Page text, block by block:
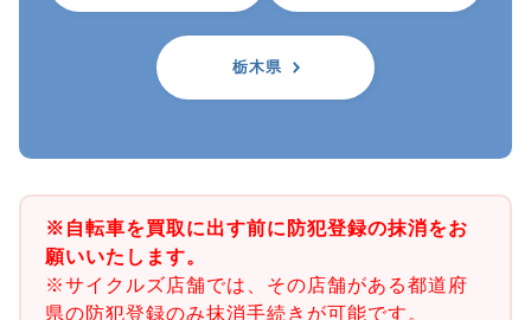
栃木県
※自転車を買取に出す前に防犯登録の抹消をお
願いいたします。
※サイクルズ店舗では、その店舗がある都道府
県の防犯登録のみ抹消手続きが可能です。